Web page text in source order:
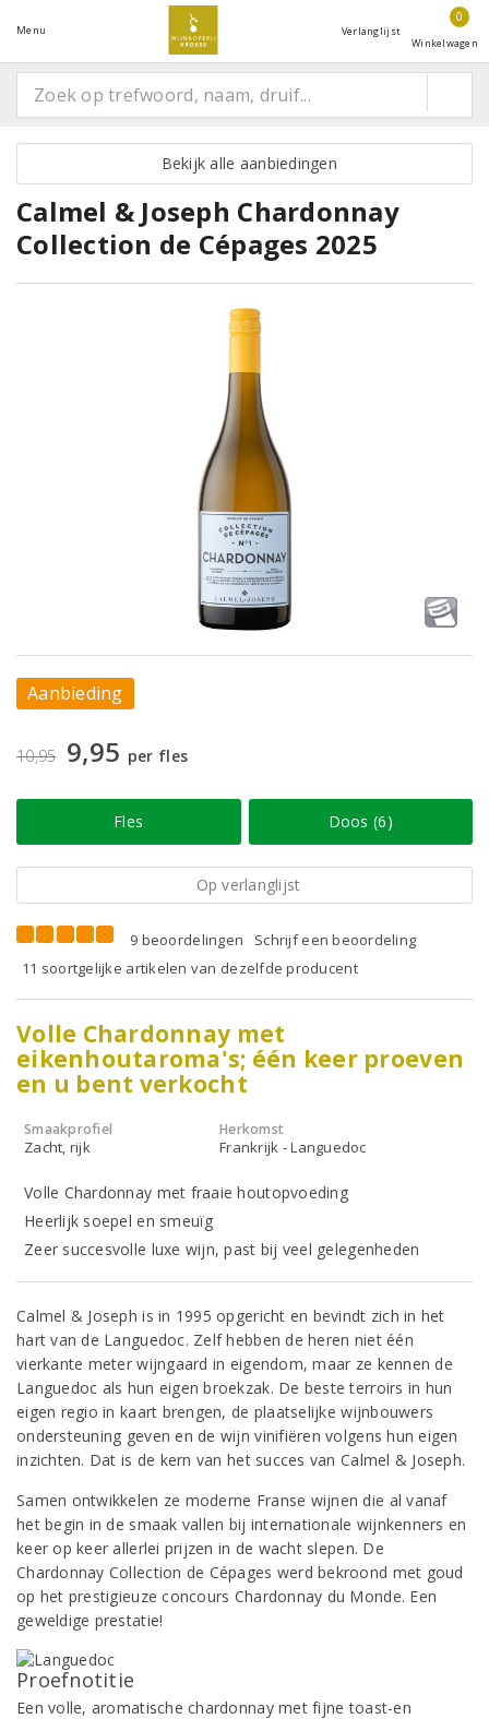
Menu Verlanglijst
0
Winkelwagen
Bekijk alle aanbiedingen
Calmel & Joseph Chardonnay
Collection de Cépages 2025
Aanbieding
10,95 9,95 per fles
Fles Doos (6)
Op verlanglijst
9 beoordelingen
Schrijf een beoordeling
11 soortgelijke artikelen van dezelfde producent
Volle Chardonnay met
eikenhoutaroma's; één keer proeven
en u bent verkocht
Smaakprofiel
Zacht, rijk
Herkomst
Frankrijk - Languedoc
Volle Chardonnay met fraaie houtopvoeding
Heerlijk soepel en smeuïg
Zeer succesvolle luxe wijn, past bij veel gelegenheden
Calmel & Joseph is in 1995 opgericht en bevindt zich in het
hart van de Languedoc. Zelf hebben de heren niet één
vierkante meter wijngaard in eigendom, maar ze kennen de
Languedoc als hun eigen broekzak. De beste terroirs in hun
eigen regio in kaart brengen, de plaatselijke wijnbouwers
ondersteuning geven en de wijn vinifiëren volgens hun eigen
inzichten. Dat is de kern van het succes van Calmel & Joseph.
Samen ontwikkelen ze moderne Franse wijnen die al vanaf
het begin in de smaak vallen bij internationale wijnkenners en
keer op keer allerlei prijzen in de wacht slepen. De
Chardonnay Collection de Cépages werd bekroond met goud
op het prestigieuze concours Chardonnay du Monde. Een
geweldige prestatie!
Proefnotitie
Een volle, aromatische chardonnay met fijne toast-en